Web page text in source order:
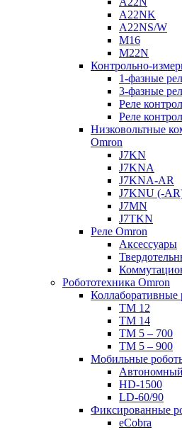
A22NK
A22NS/W
M16
M22N
Контрольно-
1-фазные
3-фазные
Реле
Реле
Низковольтные
Omron
J7KN
J7KNA
J7KNA-AR
J7KNU (-
J7MN
J7TKN
Реле Omron
Аксессуары
Робототехника Omron
Коллаборативные
TM 12
TM 14
TM 5 – 700
TM 5 – 900
Мобильные
HD-1500
LD-60/90
Фиксированные
eCobra